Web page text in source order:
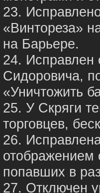
23.
«Винтореза»
на Барьере.
24. Исправлен
Сидоровича,
«Уничтожить
25. У Скряги
торговцев,
26.
отображением
попавших в
27. Отключен